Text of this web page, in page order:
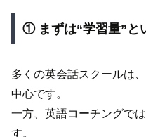
① まずは“学習量”と
多くの英会話スクールは
中心です。
一方、英語コーチングで
す。